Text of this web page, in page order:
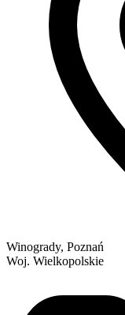
Winogrady, Poznań
Woj. Wielkopolskie